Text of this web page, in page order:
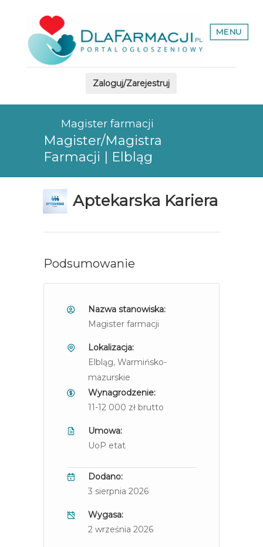
MENU
Zaloguj/Zarejestruj
Magister farmacji
Magister/Magistra
Farmacji | Elbląg
Aptekarska Kariera
Podsumowanie
Nazwa stanowiska:
Magister farmacji
Lokalizacja:
Elbląg, Warmińsko-
mazurskie
Wynagrodzenie:
11-12 000 zł brutto
Umowa:
UoP etat
Dodano:
3 sierpnia 2026
Wygasa:
2 września 2026